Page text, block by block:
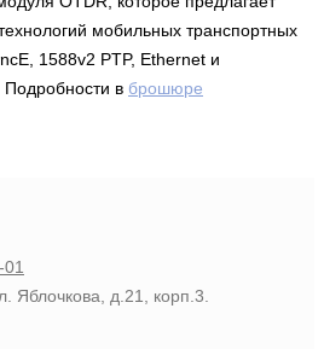
мобильных транспортных
1588v2 PTP, Ethernet и
Подробности в брошюре
01
Яблочкова, д.21, корп.3.